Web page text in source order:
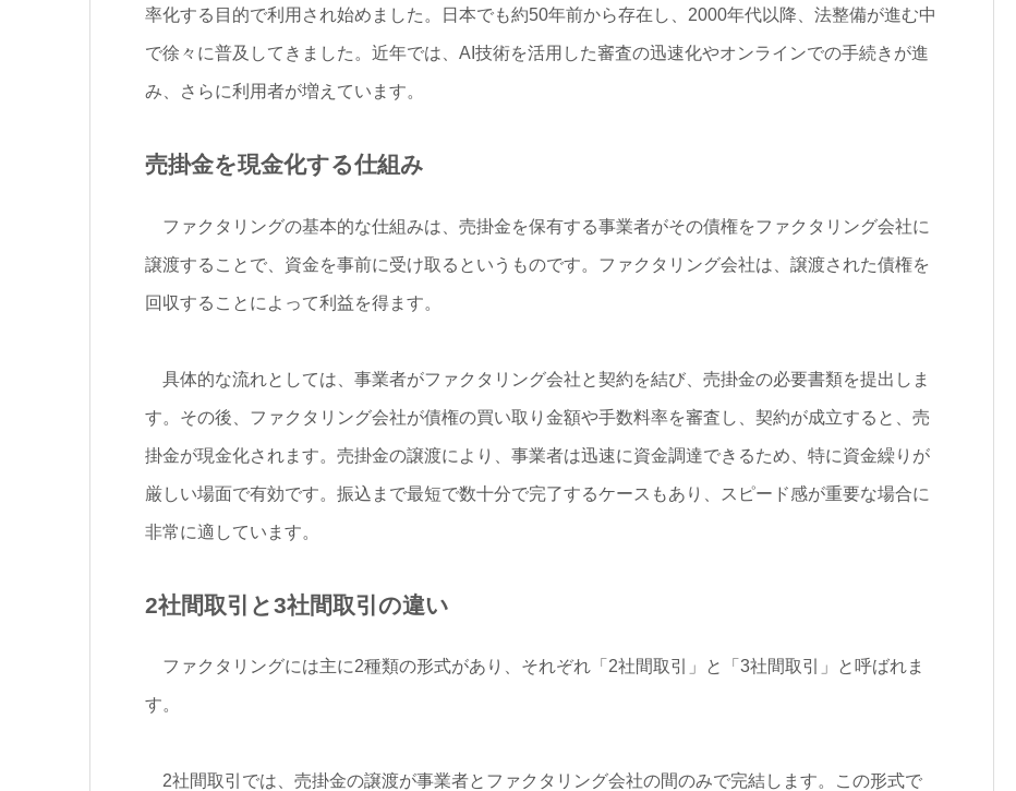
率化する目的で利用され始めました。日本でも約50年前から存在し、2000年代以降、法整備が進む中
で徐々に普及してきました。近年では、AI技術を活用した審査の迅速化やオンラインでの手続きが進
み、さらに利用者が増えています。
売掛金を現金化する仕組み
ファクタリングの基本的な仕組みは、売掛金を保有する事業者がその債権をファクタリング会社に
譲渡することで、資金を事前に受け取るというものです。ファクタリング会社は、譲渡された債権を
回収することによって利益を得ます。
具体的な流れとしては、事業者がファクタリング会社と契約を結び、売掛金の必要書類を提出しま
す。その後、ファクタリング会社が債権の買い取り金額や手数料率を審査し、契約が成立すると、売
掛金が現金化されます。売掛金の譲渡により、事業者は迅速に資金調達できるため、特に資金繰りが
厳しい場面で有効です。振込まで最短で数十分で完了するケースもあり、スピード感が重要な場合に
非常に適しています。
2社間取引と3社間取引の違い
ファクタリングには主に2種類の形式があり、それぞれ「2社間取引」と「3社間取引」と呼ばれま
す。
2社間取引では、売掛金の譲渡が事業者とファクタリング会社の間のみで完結します。この形式で